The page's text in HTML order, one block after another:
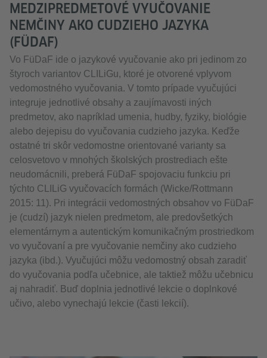
MEDZIPREDMETOVÉ VYUČOVANIE
NEMČINY AKO CUDZIEHO JAZYKA
(FÜDAF)
Vo FüDaF ide o jazykové vyučovanie ako pri jedinom zo
štyroch variantov CLILiGu, ktoré je otvorené vplyvom
vedomostného vyučovania. V tomto prípade vyučujúci
integruje jednotlivé obsahy a zaujímavosti iných
predmetov, ako napríklad umenia, hudby, fyziky, biológie
alebo dejepisu do vyučovania cudzieho jazyka. Keďže
ostatné tri skôr vedomostne orientované varianty sa
celosvetovo v mnohých školských prostrediach ešte
neudomácnili, preberá FüDaF spojovaciu funkciu pri
týchto CLILiG vyučovacích formách (Wicke/Rottmann
2015: 11). Pri integrácii vedomostných obsahov vo FüDaF
je (cudzí) jazyk nielen predmetom, ale predovšetkých
elementárnym a autentickým komunikačným prostriedkom
vo vyučovaní a pre vyučovanie nemčiny ako cudzieho
jazyka (ibd.). Vyučujúci môžu vedomostný obsah zaradiť
do vyučovania podľa učebnice, ale taktiež môžu učebnicu
aj nahradiť. Buď doplnia jednotlivé lekcie o doplnkové
učivo, alebo vynechajú lekcie (časti lekcií).